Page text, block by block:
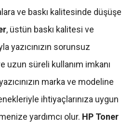
ve baskı kalitesinde düşüşe
, üstün baskı kalitesi ve
yazıcınızın sorunsuz
uzun süreli kullanım imkanı
marka ve modeline
ihtiyaçlarınıza uygun
yardımcı olur. HP Toner